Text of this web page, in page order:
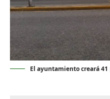
El ayuntamiento creará